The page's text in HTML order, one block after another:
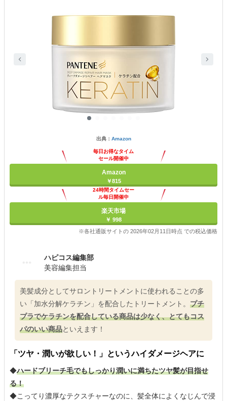
出典： Amazon
毎日お得なタイム
セール開催中
Amazon
￥815
24時間タイムセー
ル毎日開催中
楽天市場
￥ 998
※各社通販サイトの 2026年02月11日時点 での税込価格
ハピコス編集部
美容編集担当
美髪成分としてサロントリートメントに使われることの多
い「加水分解ケラチン」を配合したトリートメント。 プチ
プラでケラチンを配合している商品は少なく、とてもコス
パのいい商品といえます！
「ツヤ・潤いが欲しい！」というハイダメージヘアに
◆ハードブリーチ毛でもしっかり潤いに満ちたツヤ髪が目指せ
る！
◆こってり濃厚なテクスチャーなのに、髪全体によくなじんで浸